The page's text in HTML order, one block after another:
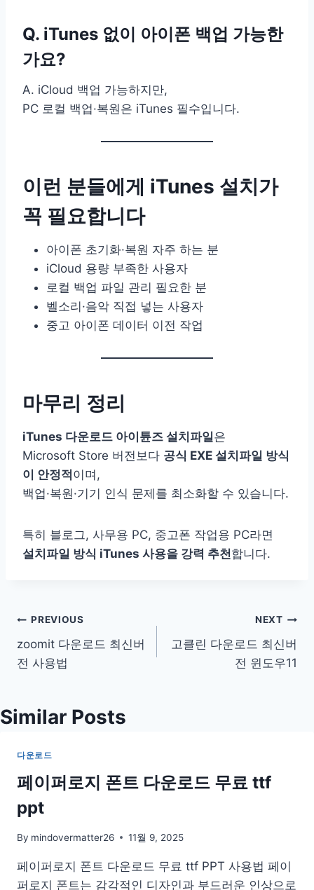
Q. iTunes 없이 아이폰 백업 가능한
가요?
A. iCloud 백업 가능하지만,
PC 로컬 백업·복원은 iTunes 필수입니다.
이런 분들에게 iTunes 설치가
꼭 필요합니다
아이폰 초기화·복원 자주 하는 분
iCloud 용량 부족한 사용자
로컬 백업 파일 관리 필요한 분
벨소리·음악 직접 넣는 사용자
중고 아이폰 데이터 이전 작업
마무리 정리
iTunes 다운로드 아이튠즈 설치파일은
Microsoft Store 버전보다 공식 EXE 설치파일 방식
이 안정적이며,
백업·복원·기기 인식 문제를 최소화할 수 있습니다.
특히 블로그, 사무용 PC, 중고폰 작업용 PC라면
설치파일 방식 iTunes 사용을 강력 추천합니다.
글
탐
PREVIOUS
zoomit 다운로드 최신버
전 사용법
NEXT
고클린 다운로드 최신버
전 윈도우11
Similar Posts
다운로드
페이퍼로지 폰트 다운로드 무료 ttf
ppt
By mindovermatter26 11월 9, 2025
페이퍼로지 폰트 다운로드 무료 ttf PPT 사용법 페이
퍼로지 폰트는 감각적인 디자인과 부드러운 인상으로